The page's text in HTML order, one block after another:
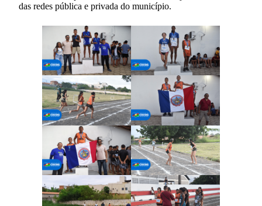
das redes pública e privada do município.